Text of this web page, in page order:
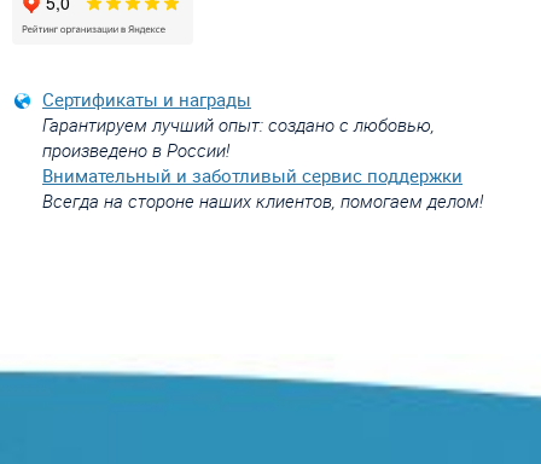
Сертификаты и награды
Гарантируем лучший опыт: создано с любовью,
произведено в России!
Внимательный и заботливый сервис поддержки
Всегда на стороне наших клиентов, помогаем делом!